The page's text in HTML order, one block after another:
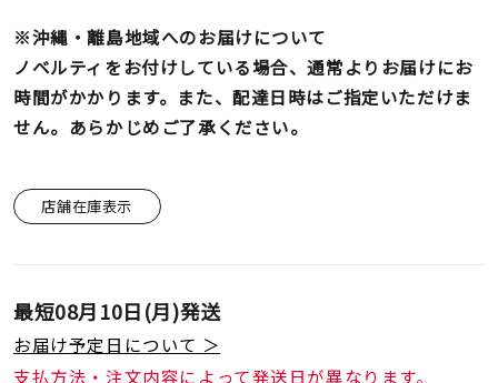
在庫 在庫ありのみ
※沖縄・離島地域へのお届けについて
ノベルティをお付けしている場合、通常よりお届けにお
時間がかかります。また、配達日時はご指定いただけま
せん。あらかじめご了承ください。
店舗在庫表示
最短08月10日(月)発送
お届け予定日について ＞
支払方法・注文内容によって発送日が異なります。